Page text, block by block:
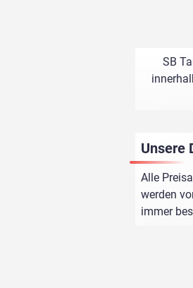
SB
Unsere
Alle
werden
immer